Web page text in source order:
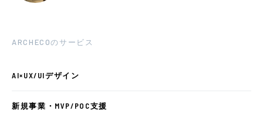
ARCHECOのサービス
AI×UX/UIデザイン
新規事業・MVP/POC支援